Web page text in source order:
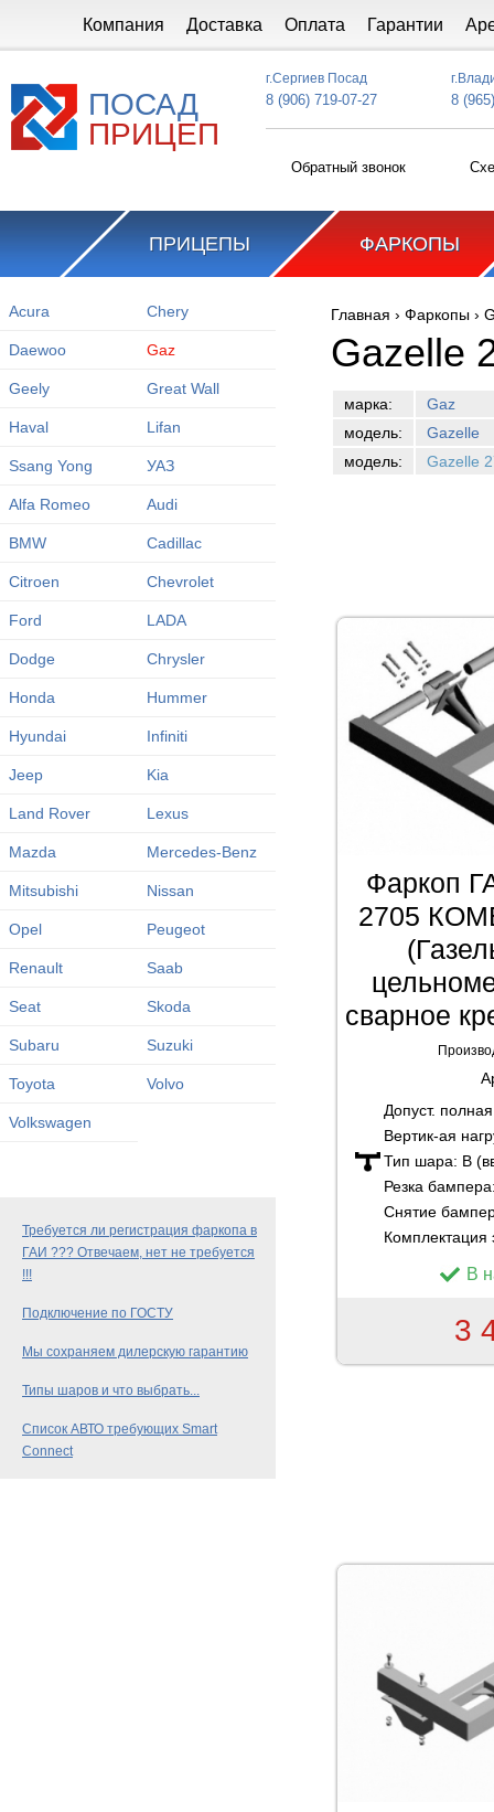
Компания Доставка Оплата Гарантии
ПОСАД
ПРИЦЕП
г.Сергиев Посад
8 (906) 719-07-27 8
Обратный звонок
ПРИЦЕПЫ ФАРКОПЫ
Acura Chery
Daewoo Gaz
Geely Great Wall
Haval Lifan
Ssang Yong УАЗ
Alfa Romeo Audi
BMW Cadillac
Citroen Chevrolet
Ford LADA
Dodge Chrysler
Honda Hummer
Hyundai Infiniti
Jeep Kia
Land Rover Lexus
Mazda Mercedes-Benz
Mitsubishi Nissan
Opel Peugeot
Renault Saab
Seat Skoda
Subaru Suzuki
Toyota Volvo
Volkswagen
Требуется ли регистрация фаркопа в
ГАИ ??? Отвечаем, нет не требуется
!!!
Подключение по ГОСТУ
Мы сохраняем дилерскую гарантию
Типы шаров и что выбрать...
Список АВТО требующих Smart
Connect
Вы здесь
Главная › Фаркопы ›
Gazelle
марка:
Gaz
модель:
Gazelle
модель:
Gazelle
Фаркоп
2705
сварное
Допуст.
Вертик-ая
Тип шара: B
Резка
Снятие
Комплектация
В
3